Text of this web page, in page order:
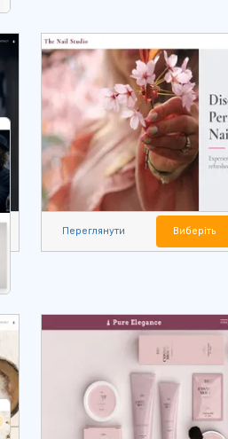
Переглянути Виберіть